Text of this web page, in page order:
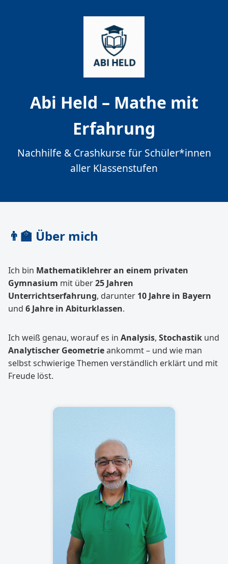
Abi Held – Mathe mit
Erfahrung
Nachhilfe & Crashkurse für Schüler*innen
aller Klassenstufen
👨‍🏫 Über mich
Ich bin Mathematiklehrer an einem privaten
Gymnasium mit über25 Jahren
Unterrichtserfahrung, darunter 10 Jahre in Bayern
und 6 Jahre in Abiturklassen.
Ich weiß genau, worauf es in Analysis, Stochastik und
Analytischer Geometrieankommt – und wie man
selbst schwierige Themen verständlich erklärt und mit
Freude löst.